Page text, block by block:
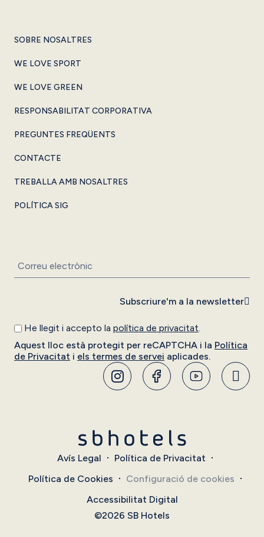
SOBRE NOSALTRES
WE LOVE SPORT
WE LOVE GREEN
RESPONSABILITAT CORPORATIVA
PREGUNTES FREQÜENTS
CONTACTE
TREBALLA AMB NOSALTRES
POLÍTICA SIG
He llegit i accepto la política de privacitat.
Aquest lloc està protegit per reCAPTCHA i la Política
de Privacitat i els termes de servei aplicades.
Subscriure'm a la newsletter
Avís Legal
Política de Privacitat
Política de Cookies
Configuració de cookies
Accessibilitat Digital
©2026 SB Hotels